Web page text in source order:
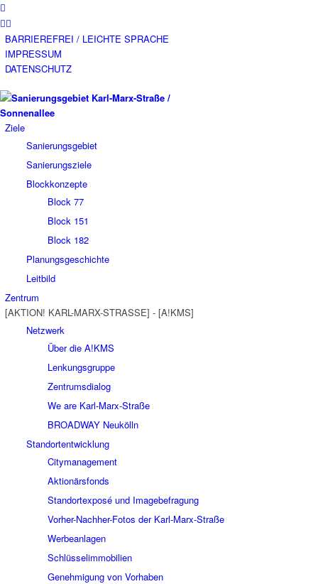
BARRIEREFREI / LEICHTE SPRACHE
IMPRESSUM
DATENSCHUTZ
Ziele
Sanierungsgebiet
Sanierungsziele
Blockkonzepte
Block 77
Block 151
Block 182
Planungsgeschichte
Leitbild
Zentrum
[AKTION! KARL-MARX-STRASSE] - [A!KMS]
Netzwerk
Über die A!KMS
Lenkungsgruppe
Zentrumsdialog
We are Karl-Marx-Straße
BROADWAY Neukölln
Standortentwicklung
Citymanagement
Aktionärsfonds
Standortexposé und Imagebefragung
Vorher-Nachher-Fotos der Karl-Marx-Straße
Werbeanlagen
Schlüsselimmobilien
Genehmigung von Vorhaben